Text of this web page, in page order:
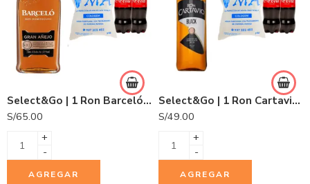
Select&Go | 1 Ron Barceló Gran Añejo 750ml + 2 Gaseosas Coca Cola 1.5L + 1 Hielo COLDGEM 3.0Kg.
S/65.00
+
-
AGREGAR
Select&Go | 1 Ron Cartavio Black Botella 1L + 2 Gaseosas Coca Cola 1.5L + 1 Hielo COLDGEM 3.0Kg.
S/49.00
+
-
AGREGAR